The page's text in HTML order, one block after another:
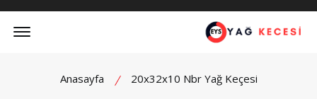
Anasayfa 20x32x10 Nbr Yağ Keçesi